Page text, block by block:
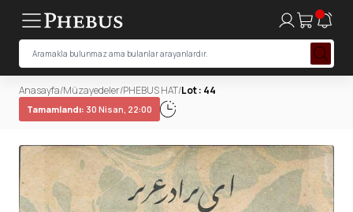
Anasayfa/Müzayedeler/PHEBUS HAT/Lot : 44
Tamamlandı: 30 Nisan, 22:00